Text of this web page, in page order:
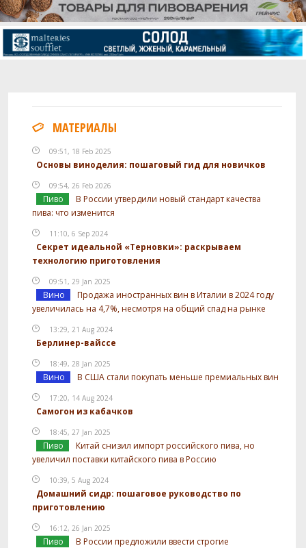
МАТЕРИАЛЫ
09:51, 18 Feb 2025
Основы виноделия: пошаговый гид для новичков
09:54, 26 Feb 2026
Пиво
В России утвердили новый стандарт качества
пива: что изменится
11:10, 6 Sep 2024
Секрет идеальной «Терновки»: раскрываем
технологию приготовления
09:51, 29 Jan 2025
Вино
Продажа иностранных вин в Италии в 2024 году
увеличилась на 4,7%, несмотря на общий спад на рынке
13:29, 21 Aug 2024
Берлинер-вайссе
18:49, 28 Jan 2025
Вино В США стали покупать меньше премиальных вин
17:20, 14 Aug 2024
Самогон из кабачков
18:45, 27 Jan 2025
Пиво
Китай снизил импорт российского пива, но
увеличил поставки китайского пива в Россию
10:39, 5 Aug 2024
Домашний сидр: пошаговое руководство по
приготовлению
16:12, 26 Jan 2025
Пиво
В России предложили ввести строгие